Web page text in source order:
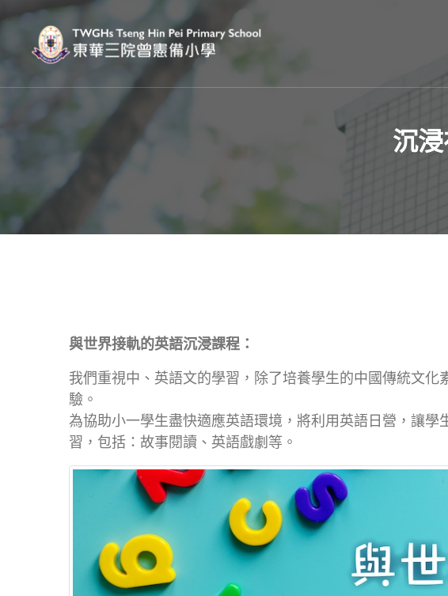
沉
與世界接軌的英語沉浸課程：
我們重視中、英語文的學習，除了培養學生的中國傳統文
驗。
為協助小一學生盡快適應英語環境，將利用英語日營，讓
習，包括：故事閱讀、英語戲劇等。